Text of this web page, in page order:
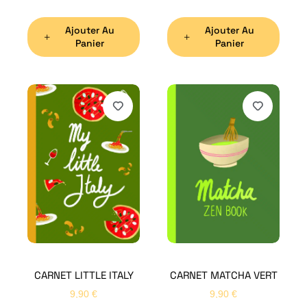
Ajouter Au
Panier
Ajouter Au
Panier
CARNET LITTLE ITALY
9,90 €
CARNET MATCHA VERT
9,90 €